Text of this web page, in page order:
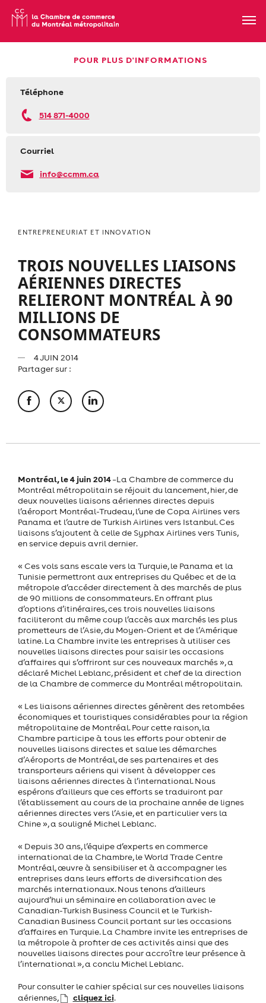
POUR PLUS D'INFORMATIONS
Téléphone
514 871-4000
Courriel
info@ccmm.ca
ENTREPRENEURIAT ET INNOVATION
TROIS NOUVELLES LIAISONS
AÉRIENNES DIRECTES
RELIERONT MONTRÉAL À 90
MILLIONS DE
CONSOMMATEURS
4 JUIN 2014
Partager sur :
Montréal, le 4 juin 2014–La Chambre de commerce du
Montréal métropolitain se réjouit du lancement, hier, de
deux nouvelles liaisons aériennes directes depuis
l’aéroport Montréal-Trudeau, l’une de Copa Airlines vers
Panama et l’autre de Turkish Airlines vers Istanbul. Ces
liaisons s’ajoutent à celle de Syphax Airlines vers Tunis,
en service depuis avril dernier.
« Ces vols sans escale vers la Turquie, le Panama et la
Tunisie permettront aux entreprises du Québec et de la
métropole d’accéder directement à des marchés de plus
de 90 millions de consommateurs. En offrant plus
d’options d’itinéraires, ces trois nouvelles liaisons
faciliteront du même coup l’accès aux marchés les plus
prometteurs de l’Asie, du Moyen-Orient et de l’Amérique
latine. La Chambre invite les entreprises à utiliser ces
nouvelles liaisons directes pour saisir les occasions
d’affaires qui s’offriront sur ces nouveaux marchés », a
déclaré Michel Leblanc, président et chef de la direction
de la Chambre de commerce du Montréal métropolitain.
« Les liaisons aériennes directes génèrent des retombées
économiques et touristiques considérables pour la région
métropolitaine de Montréal. Pour cette raison, la
Chambre participe à tous les efforts pour obtenir de
nouvelles liaisons directes et salue les démarches
d’Aéroports de Montréal, de ses partenaires et des
transporteurs aériens qui visent à développer ces
liaisons aériennes directes à l’international. Nous
espérons d’ailleurs que ces efforts se traduiront par
l’établissement au cours de la prochaine année de lignes
aériennes directes vers l’Asie, et en particulier vers la
Chine », a souligné Michel Leblanc.
« Depuis 30 ans, l’équipe d’experts en commerce
international de la Chambre, le World Trade Centre
Montréal, œuvre à sensibiliser et à accompagner les
entreprises dans leurs efforts de diversification des
marchés internationaux. Nous tenons d’ailleurs
aujourd’hui un séminaire en collaboration avec le
Canadian-Turkish Business Council et le Turkish-
Canadian Business Council portant sur les occasions
d’affaires en Turquie. La Chambre invite les entreprises de
la métropole à profiter de ces activités ainsi que des
nouvelles liaisons directes pour accroître leur présence à
l’international », a conclu Michel Leblanc.
Pour consulter le cahier spécial sur ces nouvelles liaisons
aériennes,
cliquez ici.